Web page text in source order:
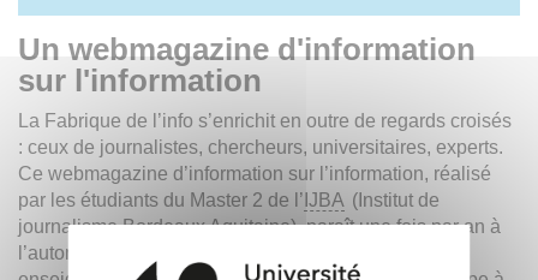
Un webmagazine d'information
sur l'information
La Fabrique de l’info s’enrichit en outre de regards croisés
: ceux de journalistes, chercheurs, universitaires, experts.
Ce webmagazine d’information sur l’information, réalisé
par les étudiants du Master 2 de l’ IJBA (Institut de
journalisme Bordeaux Aquitaine), paraît une fois par an à
l’automne et est dirigé par